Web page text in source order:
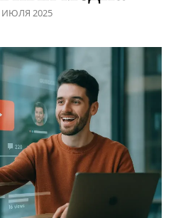
ИЮЛЯ 2025